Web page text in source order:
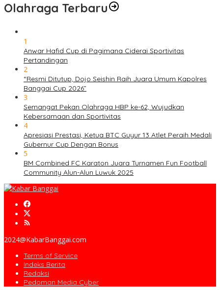
Olahraga Terbaru
1
Anwar Hafid Cup di Pagimana Ciderai Sportivitas
Pertandingan
2
“Resmi Ditutup, Dojo Seishin Raih Juara Umum Kapolres
Banggai Cup 2026”
3
Semangat Pekan Olahraga HBP ke-62, Wujudkan
Kebersamaan dan Sportivitas
4
Apresiasi Prestasi, Ketua BTC Guyur 13 Atlet Peraih Medali
Gubernur Cup Dengan Bonus
5
BM Combined FC Karaton Juara Turnamen Fun Football
Community Alun-Alun Luwuk 2025
2024@KabarBanggai.com
Terms of Service
Indeks Berita
Redaksi
Pedoman Media Cyber